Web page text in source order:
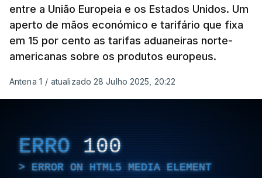
entre a União Europeia e os Estados Unidos. Um
aperto de mãos económico e tarifário que fixa
em 15 por cento as tarifas aduaneiras norte-
americanas sobre os produtos europeus.
Antena 1 / atualizado 28 Julho 2025, 20:22
ERRO 100
ERROR ON HTML5 MEDIA ELEMENT